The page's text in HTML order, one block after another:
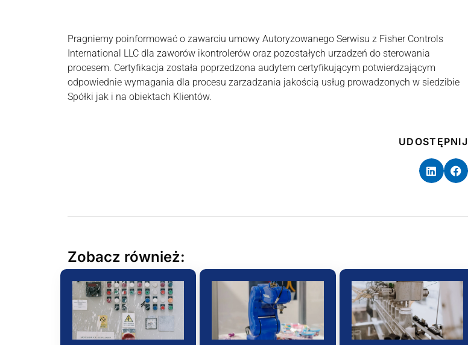
Pragniemy poinformować o zawarciu umowy Autoryzowanego Serwisu z Fisher Controls
International LLC dla zaworów ikontrolerów oraz pozostałych urzadzeń do sterowania
procesem. Certyfikacja została poprzedzona audytem certyfikującym potwierdzającym
odpowiednie wymagania dla procesu zarzadzania jakością usług prowadzonych w siedzibie
Spółki jak i na obiektach Klientów.
UDOSTĘPNIJ
Zobacz również: